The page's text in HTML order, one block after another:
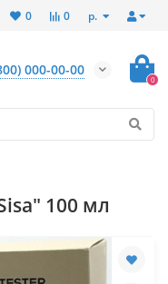
р.
0
0
000-00-00
0
100 мл